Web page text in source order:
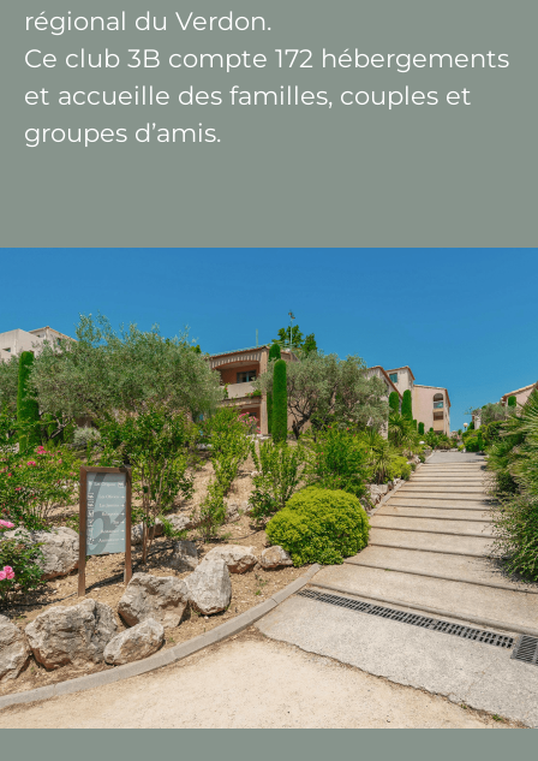
régional du Verdon.
Ce club 3B compte 172 hébergements
et accueille des familles, couples et
groupes d’amis.